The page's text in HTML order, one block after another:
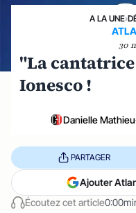
A LA UNE›
30
"La
Ionesco !
Danielle
Écoutez cet article
PARTAGER
Ajouter